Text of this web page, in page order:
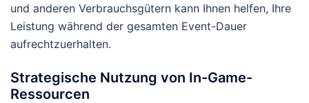
und anderen Verbrauchsgütern kann Ihnen helfen, Ihre
Leistung während der gesamten Event-Dauer
aufrechtzuerhalten.
Strategische Nutzung von In-Game-
Ressourcen